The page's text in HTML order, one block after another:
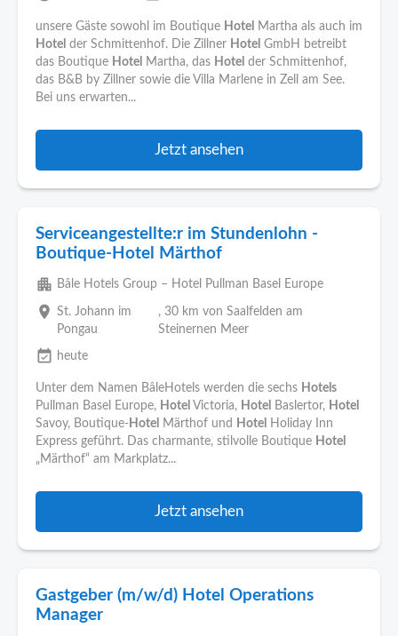
unsere Gäste sowohl im Boutique Hotel
Martha als auch im
Hotel der Schmittenhof. Die Zillner Hotel GmbH betreibt
das Boutique Hotel Martha, das Hotel der Schmittenhof,
das B&B by Zillner sowie die Villa Marlene in Zell am See.
Bei uns erwarten...
Jetzt ansehen
Serviceangestellte:r im Stundenlohn -
Boutique-Hotel Märthof
apartment Bâle Hotels Group – Hotel Pullman Basel Europe
place St. Johann im
Pongau
, 30 km von Saalfelden am
Steinernen Meer
event_available heute
Unter dem Namen BâleHotels werden die sechs Hotels
Pullman Basel Europe, Hotel Victoria, Hotel Baslertor, Hotel
Savoy, Boutique- Hotel Märthof und Hotel
Holiday Inn
Express geführt. Das charmante, stilvolle Boutique Hotel
„Märthof“ am Markplatz...
Jetzt ansehen
Gastgeber (m/w/d) Hotel Operations
Manager